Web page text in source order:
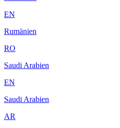
EN
Rumänien
RO
Saudi Arabien
EN
Saudi Arabien
AR